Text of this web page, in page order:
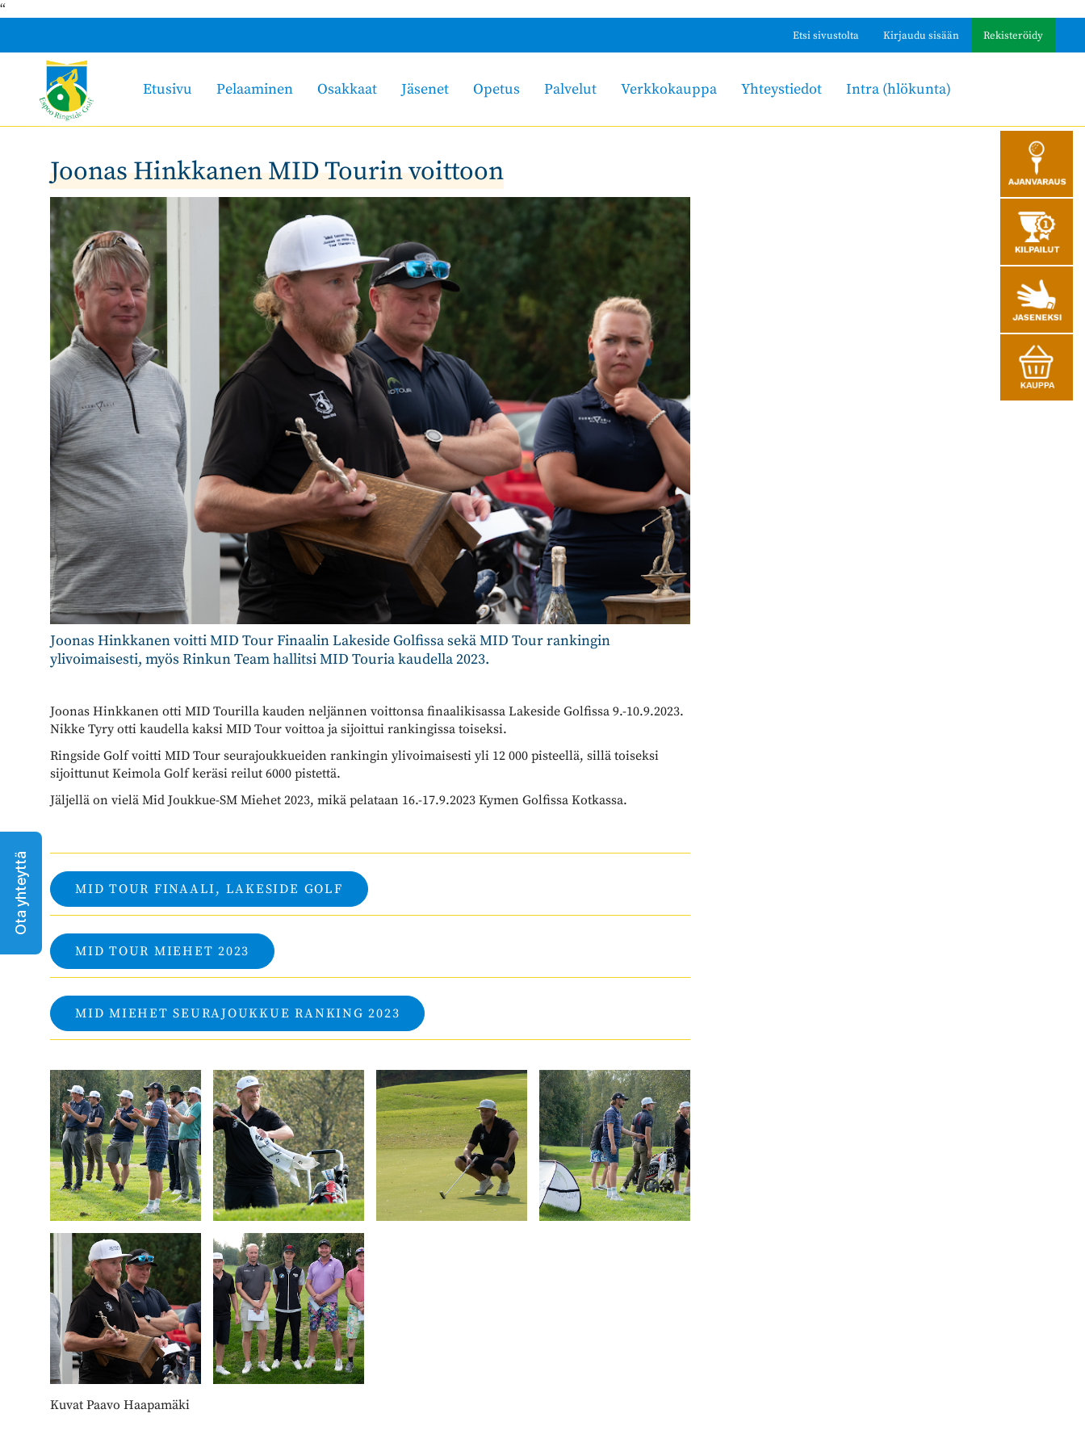
Ota yhteyttä
“
Etsi sivustolta Kirjaudu sisään Rekisteröidy
Etusivu Pelaaminen Osakkaat Jäsenet Opetus Palvelut Verkkokauppa Yhteystiedot Intra (hlökunta)
Joonas Hinkkanen MID Tourin voittoon
Joonas Hinkkanen voitti MID Tour Finaalin Lakeside Golfissa sekä MID Tour rankingin
ylivoimaisesti, myös Rinkun Team hallitsi MID Touria kaudella 2023.
Joonas Hinkkanen otti MID Tourilla kauden neljännen voittonsa finaalikisassa Lakeside Golfissa 9.-10.9.2023.
Nikke Tyry otti kaudella kaksi MID Tour voittoa ja sijoittui rankingissa toiseksi.
Ringside Golf voitti MID Tour seurajoukkueiden rankingin ylivoimaisesti yli 12 000 pisteellä, sillä toiseksi
sijoittunut Keimola Golf keräsi reilut 6000 pistettä.
Jäljellä on vielä Mid Joukkue-SM Miehet 2023, mikä pelataan 16.-17.9.2023 Kymen Golfissa Kotkassa.
MID TOUR FINAALI, LAKESIDE GOLF
MID TOUR MIEHET 2023
MID MIEHET SEURAJOUKKUE RANKING 2023
Kuvat Paavo Haapamäki